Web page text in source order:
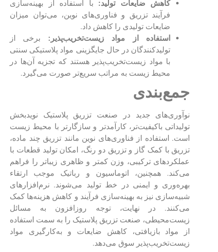
کاهش ضایعات تولید: با استفاده از بهینه‌سازی
فرآیند تزریق و فناوری‌های نوین، می‌توان میزان
ضایعات تولیدی را کاهش داد.
استفاده از مواد زیست‌تخریب‌پذیر: برخی از
تولیدکنندگان در حال جایگزینی مواد پلاستیکی سنتی
با مواد زیست‌تخریب‌پذیر هستند که تجزیه آن‌ها در
محیط زیست به مراتب سریع‌تر صورت می‌گیرد.
جمع‌بندی
نوآوری‌های جدید در صنعت تزریق پلاستیک نویدبخش
تولیداتی باکیفیت‌تر، کارآمدتر و سازگارتر با محیط زیست
است. استفاده از فناوری‌های نوین مانند تزریق چند ماده،
تزریق با کمک گاز و تزریق دو رنگ، امکان تولید قطعات با
عملکردهای ترکیبی، وزن کمتر و ظاهری زیباتر را فراهم
می‌کند. همچنین، اتوماسیون و رباتیک موجب ارتقاء
بهره‌وری و ایمنی در خط تولید می‌شوند. نرم‌افزارهای
شبیه‌سازی نیز به بهینه‌سازی فرآیند و کاهش هزینه‌ها کمک
می‌کنند. در نهایت، توجه روزافزون به مسائل
زیست‌محیطی، صنعت تزریق پلاستیک را به سمت استفاده
از مواد بازیافتی، کاهش ضایعات و به‌کارگیری مواد
زیست‌تخریب‌پذیر سوق می‌دهد.